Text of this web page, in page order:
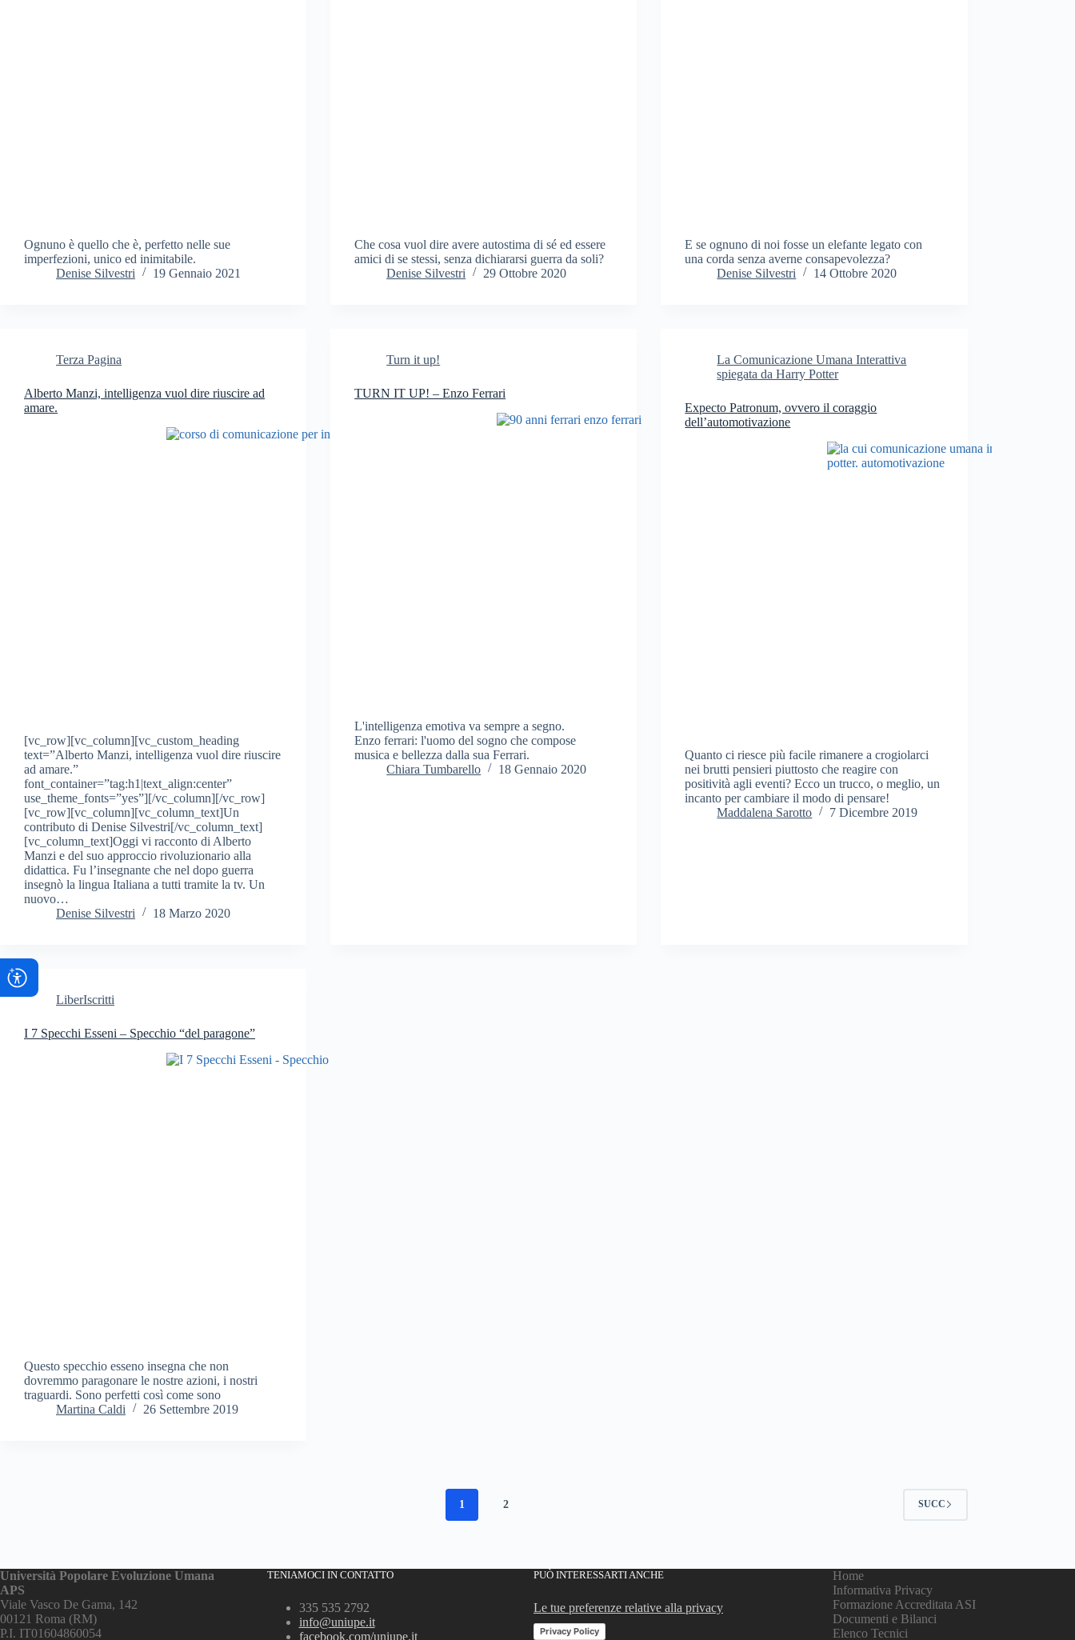
Ognuno è quello che è, perfetto nelle sue
imperfezioni, unico ed inimitabile.
Denise Silvestri
19 Gennaio 2021
Che cosa vuol dire avere autostima di sé ed essere
amici di se stessi, senza dichiararsi guerra da soli?
Denise Silvestri
29 Ottobre 2020
E se ognuno di noi fosse un elefante legato con
una corda senza averne consapevolezza?
Denise Silvestri
14 Ottobre 2020
Terza Pagina
Alberto Manzi, intelligenza vuol dire riuscire ad
amare.
[vc_row][vc_column][vc_custom_heading
text=”Alberto Manzi, intelligenza vuol dire riuscire
ad amare.”
font_container=”tag:h1|text_align:center”
use_theme_fonts=”yes”][/vc_column][/vc_row]
[vc_row][vc_column][vc_column_text]Un
contributo di Denise Silvestri[/vc_column_text]
[vc_column_text]Oggi vi racconto di Alberto
Manzi e del suo approccio rivoluzionario alla
didattica. Fu l’insegnante che nel dopo guerra
insegnò la lingua Italiana a tutti tramite la tv. Un
nuovo…
Denise Silvestri
18 Marzo 2020
Turn it up!
TURN IT UP! – Enzo Ferrari
L'intelligenza emotiva va sempre a segno.
Enzo ferrari: l'uomo del sogno che compose
musica e bellezza dalla sua Ferrari.
Chiara Tumbarello
18 Gennaio 2020
La Comunicazione Umana Interattiva
spiegata da Harry Potter
Expecto Patronum, ovvero il coraggio
dell’automotivazione
Quanto ci riesce più facile rimanere a crogiolarci
nei brutti pensieri piuttosto che reagire con
positività agli eventi? Ecco un trucco, o meglio, un
incanto per cambiare il modo di pensare!
Maddalena Sarotto
7 Dicembre 2019
LiberIscritti
I 7 Specchi Esseni – Specchio “del paragone”
Questo specchio esseno insegna che non
dovremmo paragonare le nostre azioni, i nostri
traguardi. Sono perfetti così come sono
Martina Caldi
26 Settembre 2019
1 2 SUCC
Università Popolare Evoluzione Umana
APS
Viale Vasco De Gama, 142
00121 Roma (RM)
P.I. IT01604860054
TENIAMOCI IN CONTATTO
335 535 2792
info@uniupe.it
facebook.com/uniupe.it
PUÒ INTERESSARTI ANCHE
Le tue preferenze relative alla privacy
Privacy Policy
Home
Informativa Privacy
Formazione Accreditata ASI
Documenti e Bilanci
Elenco Tecnici